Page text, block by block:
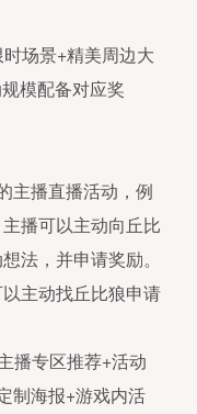
场景+精美周边大
模配备对应奖
主播直播活动，例
播可以主动向丘比
法，并申请奖励。
主动找丘比狼申请
播专区推荐+活动
制海报+游戏内活